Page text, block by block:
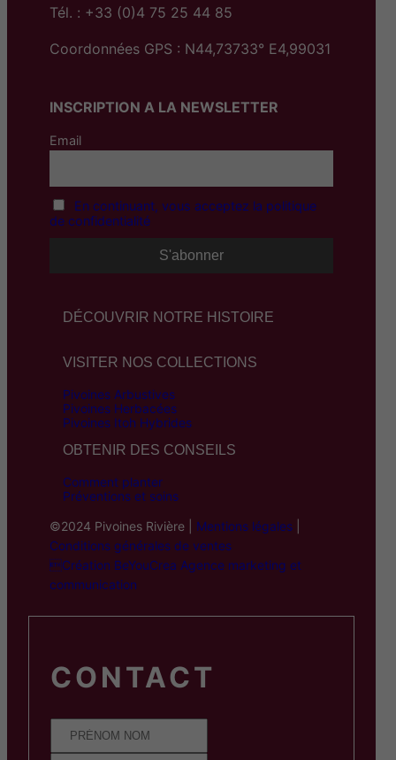
Tél. : +33 (0)4 75 25 44 85
Coordonnées GPS : N44,73733° E4,99031
INSCRIPTION A LA NEWSLETTER
Email
En continuant, vous acceptez la politique
de confidentialité
DÉCOUVRIR NOTRE HISTOIRE
VISITER NOS COLLECTIONS
Pivoines Arbustives
Pivoines Herbacées
Pivoines Itoh Hybrides
OBTENIR DES CONSEILS
Comment planter
Préventions et soins
©2024 Pivoines Rivière | Mentions légales
Conditions générales de ventes
Création BeYouCrea Agence marketing et
communication
CONTACT